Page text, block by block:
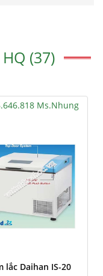
(37)
Ms.Nhung
lắc Daihan IS-20